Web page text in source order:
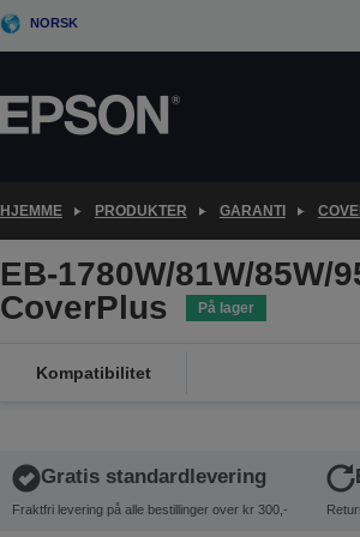
NORSK
HJEMME PRODUKTER GARANTI
EB-1780W/81W/85W/
CoverPlus
På lager
Kompatibilitet
Gratis standardlevering
Fraktfri levering på alle bestillinger over kr 300,-